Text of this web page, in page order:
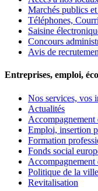
Marchés publics
Téléphones,
Saisine
Concours
Avis de
Entreprises, emploi,
Nos services, vos
Actualités
Accompagnement
Emploi, insertion
Formation
Fonds social
Accompagnement
Politique de la ville
Revitalisation